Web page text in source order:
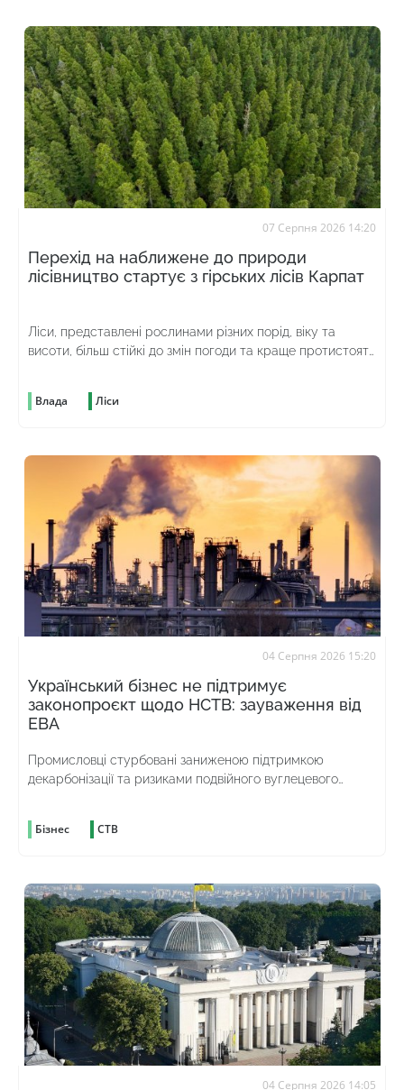
07 Серпня 2026 14:20
Перехід на наближене до природи
лісівництво стартує з гірських лісів Карпат
Ліси, представлені рослинами різних порід, віку та
висоти, більш стійкі до змін погоди та краще протистоять
Влада Ліси
04 Серпня 2026 15:20
Український бізнес не підтримує
законопроєкт щодо НСТВ: зауваження від
ЕВА
Промисловці стурбовані заниженою підтримкою
декарбонізації та ризиками подвійного вуглецевого
Бізнес СТВ
04 Серпня 2026 14:05